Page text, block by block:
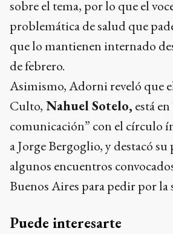
sobre el tema, por lo que el
problemática de salud que
que lo mantienen internado
de febrero.
Asimismo, Adorni reveló que
Culto, Nahuel Sotelo, está
comunicación” con el círculo
a Jorge Bergoglio, y destacó
algunos encuentros
Buenos Aires para pedir por la
Puede interesarte